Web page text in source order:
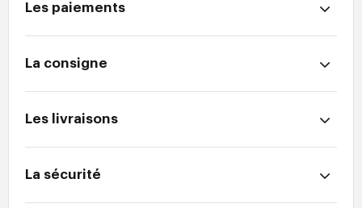
Les paiements
La consigne
Les livraisons
La sécurité